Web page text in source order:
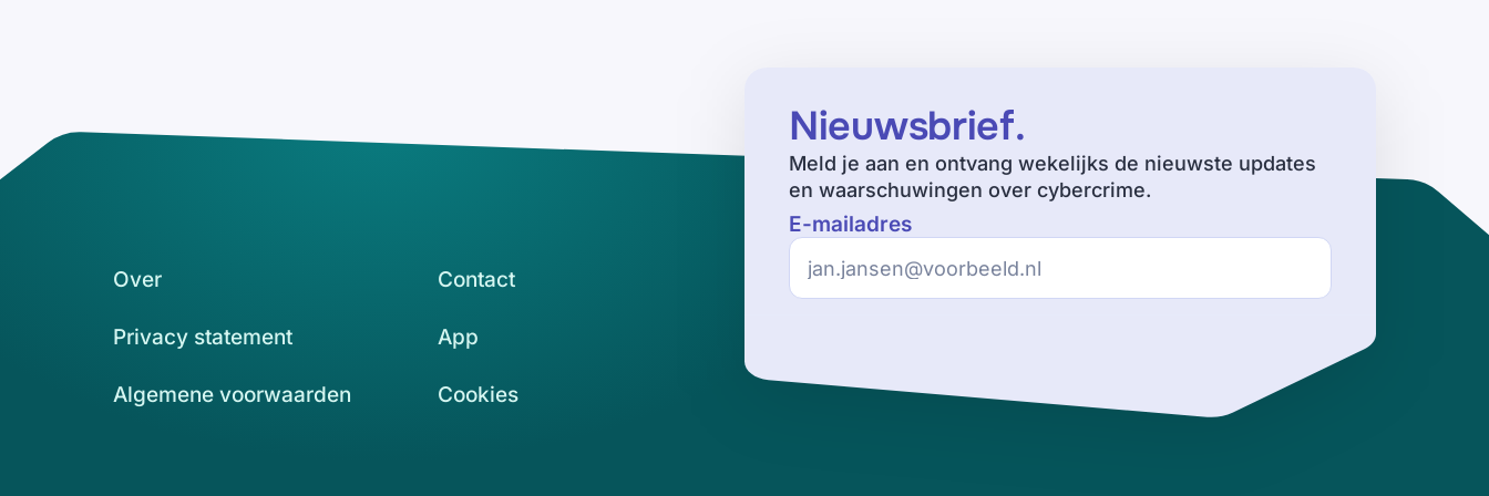
Nieuwsbrief.
Meld je aan en ontvang wekelijks de nieuwste updates
en waarschuwingen over cybercrime.
E-mailadres
Over Contact
Privacy statement App
Algemene voorwaarden Cookies